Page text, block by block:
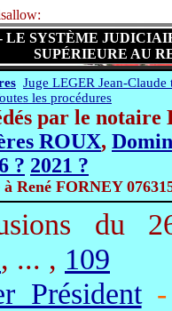
LE SYSTÈME
SUPÉRIEURE AU
Juge LEGER Jean-Claude
les procédures
par le notaire
ROUX,
? 2021 ?
René FORNEY
du
, ... , 109
Président-